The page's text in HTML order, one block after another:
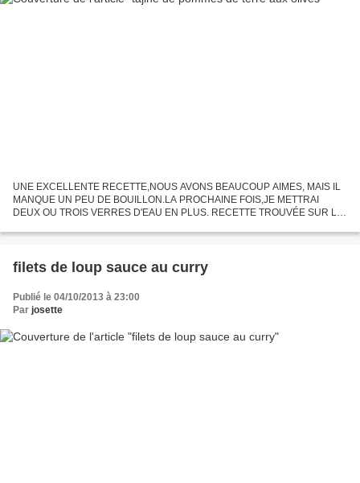
UNE EXCELLENTE RECETTE,NOUS AVONS BEAUCOUP AIMES, MAIS IL
MANQUE UN PEU DE BOUILLON.LA PROCHAINE FOIS,JE METTRAI
DEUX OU TROIS VERRES D'EAU EN PLUS. RECETTE TROUVÉE SUR LE
D'ICI ET AILLEURS. http://www.babakitchen.be...
filets de loup sauce au curry
Publié le 04/10/2013 à 23:00
Par josette